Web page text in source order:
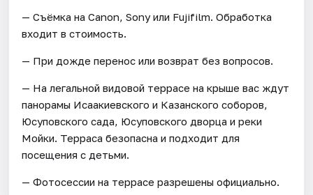
— Съёмка на Canon, Sony или Fujifilm. Обработка
входит в стоимость.
— При дожде перенос или возврат без вопросов.
— На легальной видовой террасе на крыше вас ждут
панорамы Исаакиевского и Казанского соборов,
Юсуповского сада, Юсуповского дворца и реки
Мойки. Терраса безопасна и подходит для
посещения с детьми.
— Фотосессии на террасе разрешены официально.